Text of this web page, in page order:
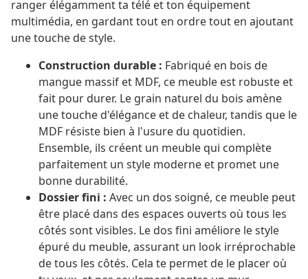
ranger élégamment ta télé et ton équipement
multimédia, en gardant tout en ordre tout en ajoutant
une touche de style.
Construction durable : Fabriqué en bois de
mangue massif et MDF, ce meuble est robuste et
fait pour durer. Le grain naturel du bois amène
une touche d'élégance et de chaleur, tandis que le
MDF résiste bien à l'usure du quotidien.
Ensemble, ils créent un meuble qui complète
parfaitement un style moderne et promet une
bonne durabilité.
Dossier fini : Avec un dos soigné, ce meuble peut
être placé dans des espaces ouverts où tous les
côtés sont visibles. Le dos fini améliore le style
épuré du meuble, assurant un look irréprochable
de tous les côtés. Cela te permet de le placer où